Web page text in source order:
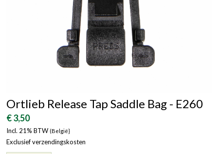
Ortlieb Release Tap Saddle Bag - E260
€ 3,50
Incl. 21% BTW (België}
Exclusief verzendingskosten